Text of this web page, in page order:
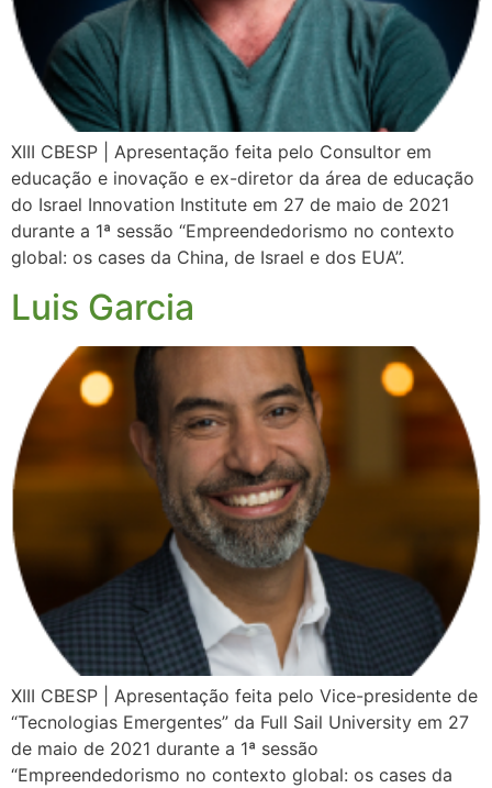
XIII CBESP | Apresentação feita pelo Consultor em
educação e inovação e ex-diretor da área de educação
do Israel Innovation Institute em 27 de maio de 2021
durante a 1ª sessão “Empreendedorismo no contexto
global: os cases da China, de Israel e dos EUA”.
Luis Garcia
XIII CBESP | Apresentação feita pelo Vice-presidente de
“Tecnologias Emergentes” da Full Sail University em 27
de maio de 2021 durante a 1ª sessão
“Empreendedorismo no contexto global: os cases da